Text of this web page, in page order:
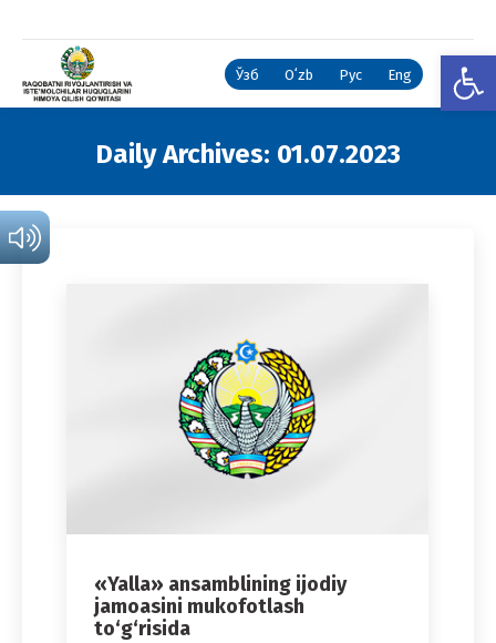
Ўзб Oʻzb Рус Eng
Daily Archives: 01.07.2023
«Yalla» ansamblining ijodiy
jamoasini mukofotlash
to‘g‘risida